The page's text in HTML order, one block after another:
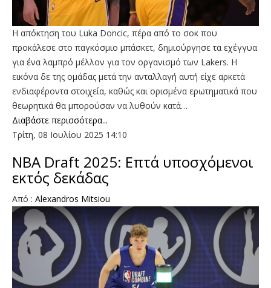
H απόκτηση του Luka Doncic, πέρα από το σοκ που
προκάλεσε στο παγκόσμιο μπάσκετ, δημιούργησε τα εχέγγυα
για ένα λαμπρό μέλλον για τον οργανισμό των Lakers. Η
εικόνα δε της ομάδας μετά την ανταλλαγή αυτή είχε αρκετά
ενδιαφέροντα στοιχεία, καθώς και ορισμένα ερωτηματικά που
θεωρητικά θα μπορούσαν να λυθούν κατά…
Διαβάστε περισσότερα...
Τρίτη, 08 Ιουλίου 2025 14:10
NBA Draft 2025: Επτά υποσχόμενοι
εκτός δεκάδας
Aπό : Alexandros Mitsiou